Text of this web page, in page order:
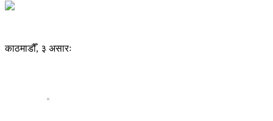
काठमाडौँ, ३ असारः